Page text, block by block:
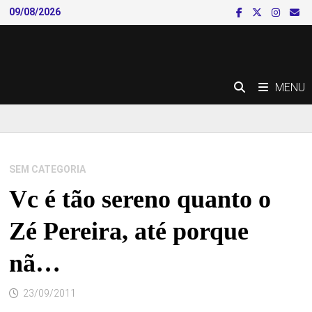
Skip
to
09/08/2026
MENU
SEM CATEGORIA
Vc é tão sereno quanto o
Zé Pereira, até porque
nã…
23/09/2011